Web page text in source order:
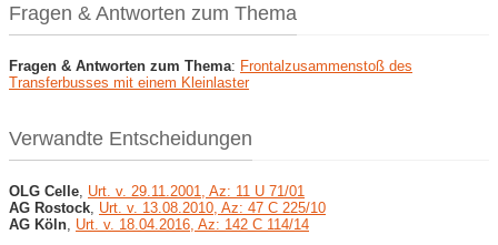
Fragen & Antworten zum Thema
Fragen & Antworten zum Thema: Frontalzusammenstoß des
Transferbusses mit einem Kleinlaster
Verwandte Entscheidungen
OLG Celle Urt. v. 29.11.2001, Az: 11 U 71/01
AG Rostock Urt. v. 13.08.2010, Az: 47 C 225/10
AG Köln Urt. v. 18.04.2016, Az: 142 C 114/14